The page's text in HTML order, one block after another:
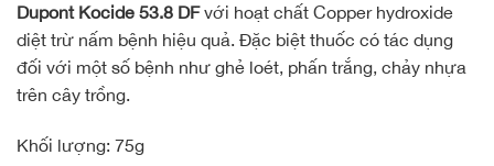
Dupont Kocide 53.8 DFvới hoạt chất Copper hydroxide
diệt trừ nấm bệnh hiệu quả. Đặc biệt thuốc có tác dụng
đối với một số bệnh như ghẻ loét, phấn trắng, chảy nhựa
trên cây trồng.
Khối lượng: 75g